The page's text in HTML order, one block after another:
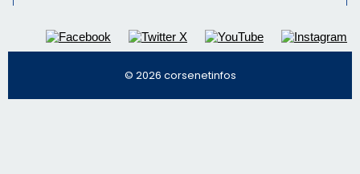
© 2026 corsenetinfos